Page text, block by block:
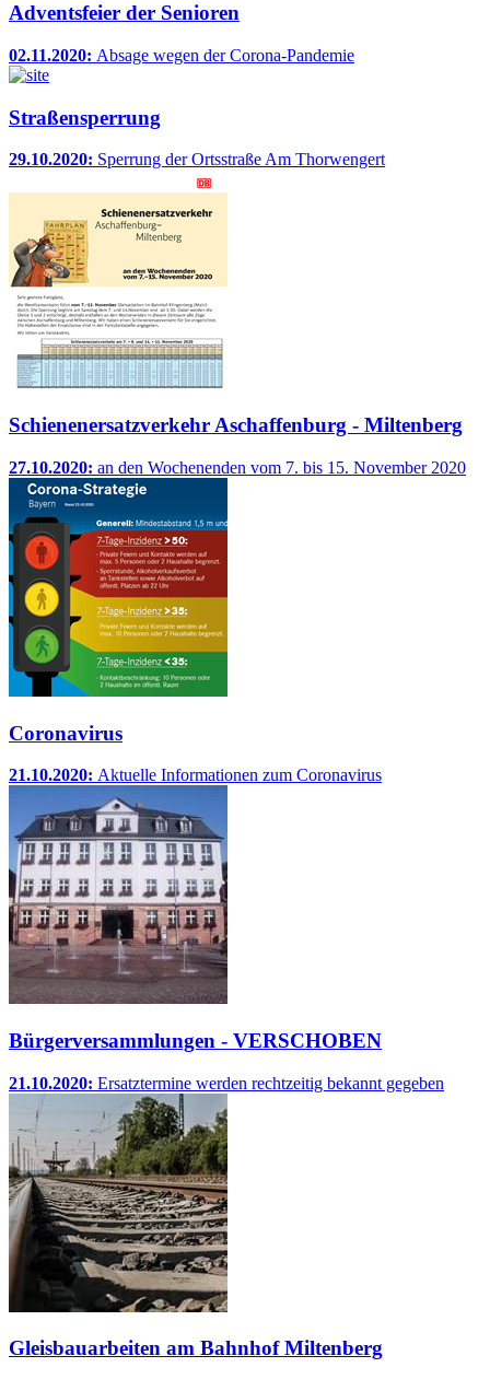
Adventsfeier der Senioren
02.11.2020: Absage wegen der Corona-Pandemie
Straßensperrung
29.10.2020: Sperrung der Ortsstraße Am Thorwengert
Schienenersatzverkehr Aschaffenburg - Miltenberg
27.10.2020: an den Wochenenden vom 7. bis 15. November 2020
Coronavirus
21.10.2020: Aktuelle Informationen zum Coronavirus
Bürgerversammlungen - VERSCHOBEN
21.10.2020: Ersatztermine werden rechtzeitig bekannt gegeben
Gleisbauarbeiten am Bahnhof Miltenberg